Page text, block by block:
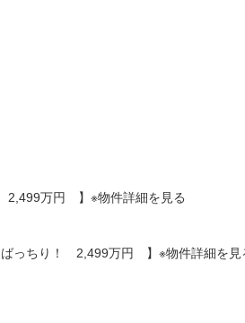
2,499万円 】※物件詳細を見る
ばっちり！ 2,499万円 】※物件詳細を見